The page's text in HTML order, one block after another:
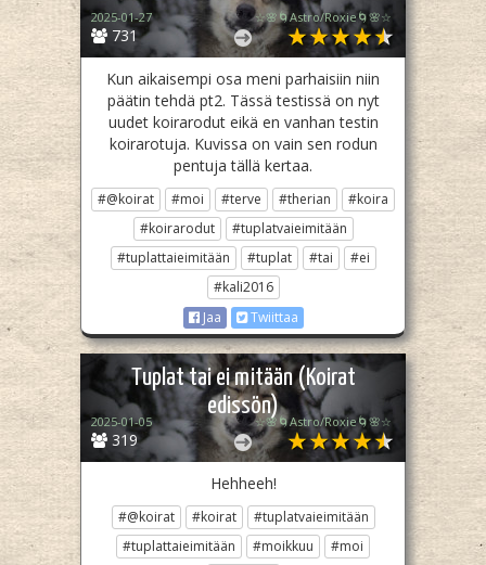
731
2025-01-27 ☆🌸🌀Astro/Roxie🌀🌸☆
Kun aikaisempi osa meni parhaisiin niin
päätin tehdä pt2. Tässä testissä on nyt
uudet koirarodut eikä en vanhan testin
koirarotuja. Kuvissa on vain sen rodun
pentuja tällä kertaa.
#@koirat #moi #terve #therian
#koira
#koirarodut
#tuplatvaieimitään
#tuplattaieimitään
#tuplat #tai
#ei
#kali2016
Jaa
Twiittaa
Tuplat tai ei mitään (Koirat
edissön)
319
2025-01-05 ☆🌸🌀Astro/Roxie🌀🌸☆
Hehheeh!
#@koirat #koirat
#tuplatvaieimitään
#tuplattaieimitään
#moikkuu
#moi